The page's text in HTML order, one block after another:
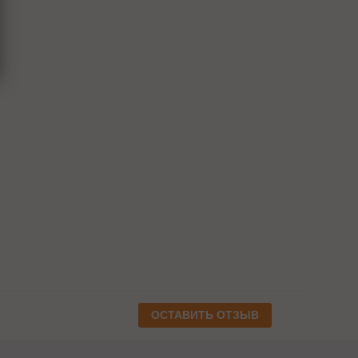
ОСТАВИТЬ ОТЗЫВ